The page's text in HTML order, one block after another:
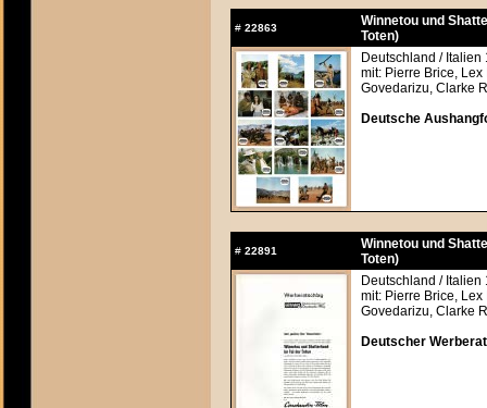
# 22863
Winnetou und
Toten)
Deutschland /
mit: Pierre Brice, Lex
Govedarizu, Clarke
Deutsche
# 22891
Winnetou und
Toten)
Deutschland /
mit: Pierre Brice, Lex
Govedarizu, Clarke
Deutscher